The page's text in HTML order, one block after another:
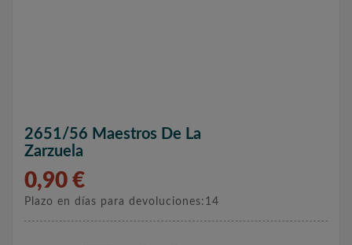
2651/56 Maestros De La
Zarzuela
0,90 €
Plazo en días para devoluciones:14